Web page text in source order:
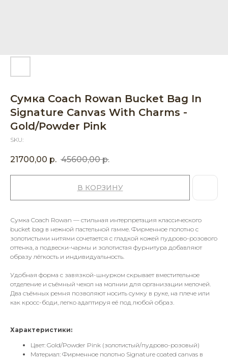
Сумка Coach Rowan Bucket Bag In
Signature Canvas With Charms -
Gold/Powder Pink
SKU:
21700,00 р. 45600,00 р.
В КОРЗИНУ
Сумка Coach Rowan — стильная интерпретация классического
bucket bag в нежной пастельной гамме. Фирменное полотно с
золотистыми нитями сочетается с гладкой кожей пудрово-розового
оттенка, а подвески-чармы и золотистая фурнитура добавляют
образу лёгкость и индивидуальность.
Удобная форма с завязкой-шнурком скрывает вместительное
отделение и съёмный чехол на молнии для организации мелочей.
Два съёмных ремня позволяют носить сумку в руке, на плече или
как кросс-боди, легко адаптируя её под любой образ.
Характеристики:
Цвет: Gold/Powder Pink (золотистый/пудрово-розовый)
Материал: Фирменное полотно Signature coated canvas в